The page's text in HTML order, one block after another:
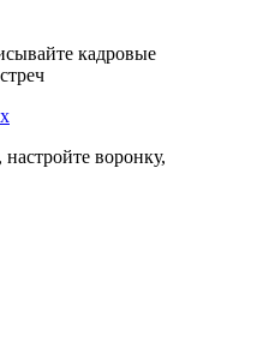
кадровые
воронку,